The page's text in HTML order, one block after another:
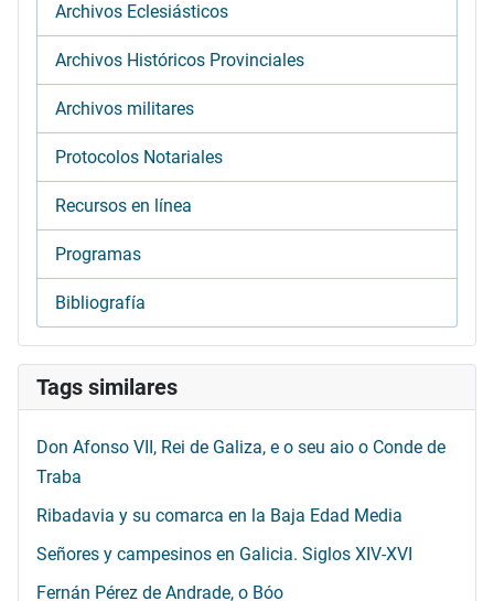
Archivos Eclesiásticos
Archivos Históricos Provinciales
Archivos militares
Protocolos Notariales
Recursos en línea
Programas
Bibliografía
Tags similares
Don Afonso VII, Rei de Galiza, e o seu aio o Conde de
Traba
Ribadavia y su comarca en la Baja Edad Media
Señores y campesinos en Galicia. Siglos XIV-XVI
Fernán Pérez de Andrade, o Bóo